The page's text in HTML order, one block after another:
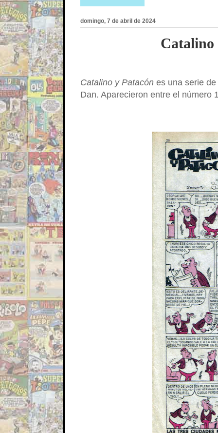
domingo, 7 de abril de 2024
Catalino
Catalino y Patacón es una serie
Dan. Aparecieron entre el